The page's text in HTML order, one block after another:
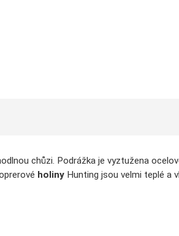
chůzi. Podrážka je vyztužena
holiny Hunting jsou velmi teplé a